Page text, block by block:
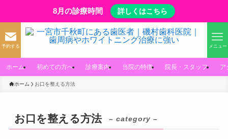
8月の診療時間 詳しくはこちら
予約する メニュー
ホーム 初めての方へ 診療案内 当院の特徴 院長・スタッフ ア
ホーム お口を整える方法
お口を整える方法 – category –